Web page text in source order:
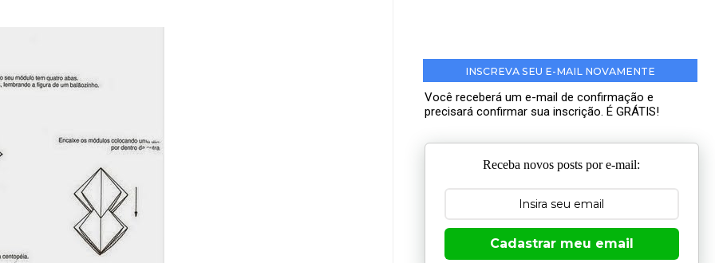
INSCREVA SEU E-MAIL NOVAMENTE
Você receberá um e-mail de confirmação e
precisará confirmar sua inscrição. É GRÁTIS!
Receba novos posts por e-mail:
Cadastrar meu email